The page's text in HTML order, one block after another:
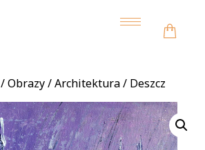
Toggle
navigation
/Obrazy/Architektura/ Deszcz